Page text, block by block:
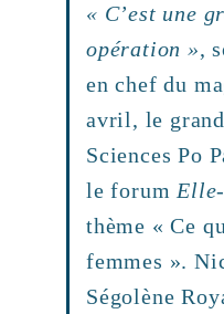
« C’est une
opération »,
en chef du
avril, le
Sciences Po
le forum Elle
thème « Ce
femmes ».
Ségolène